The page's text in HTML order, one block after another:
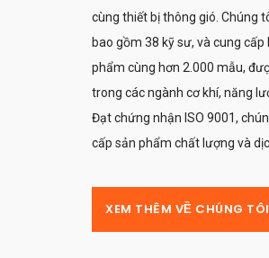
cùng thiết bị thông gió. Chúng
bao gồm 38 kỹ sư, và cung cấp
phẩm cùng hơn 2.000 mẫu,
trong các ngành cơ khí, năng
Đạt chứng nhận ISO 9001,
cấp sản phẩm chất lượng và
XEM THÊM VỀ CHÚNG TÔI